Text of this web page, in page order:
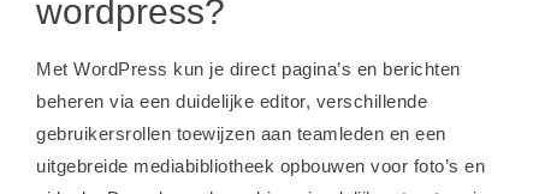
wordpress?
Met WordPress kun je direct pagina’s en berichten
beheren via een duidelijke editor, verschillende
gebruikersrollen toewijzen aan teamleden en een
uitgebreide mediabibliotheek opbouwen voor foto’s en